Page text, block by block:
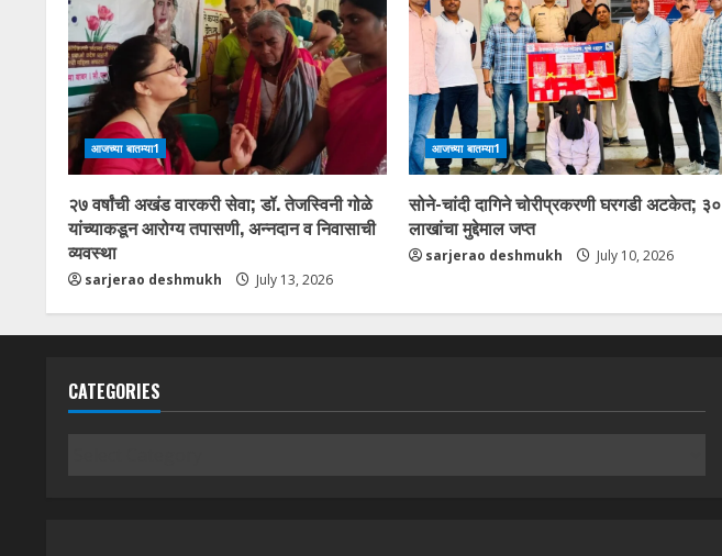
आजच्या बातम्या1
२७ वर्षांची अखंड वारकरी सेवा; डॉ. तेजस्विनी गोळे
यांच्याकडून आरोग्य तपासणी, अन्नदान व निवासाची
व्यवस्था
sarjerao deshmukh July 13, 2026
आजच्या बातम्या1
सोने-चांदी दागिने चोरीप्रकरणी घरगडी अटकेत; ३०
लाखांचा मुद्देमाल जप्त
sarjerao deshmukh July 10, 2026
CATEGORIES